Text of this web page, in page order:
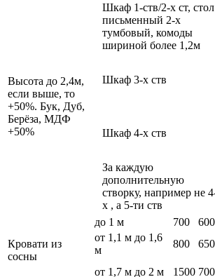
Высота до 2,4м,
если выше, то
+50%. Бук, Дуб,
Берёза, МДФ
+50%
Шкаф 1-ств/2-х ст, стол
письменный 2-х
тумбовый, комоды
шириной более 1,2м
Шкаф 3-х ств
Шкаф 4-х ств
За каждую
дополнительную
створку, например не
х , а 5-ти ств
Кровати из
сосны
до 1 м 700 600
от 1,1 м до 1,6
м
800 650
от 1,7 м до 2 м 1500 700